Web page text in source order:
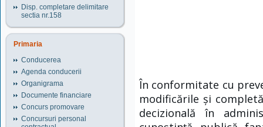
Disp. completare delimitare
sectia nr.158
Primaria
Conducerea
Agenda conducerii
Organigrama
Documente financiare
Concurs promovare
Concursuri personal
În conformitate cu
modificările și
decizională în